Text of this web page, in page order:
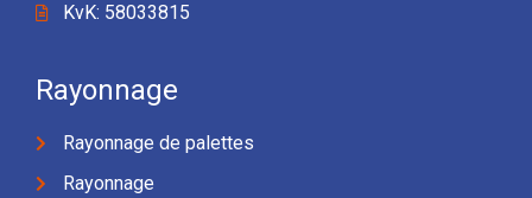
KvK: 58033815
Rayonnage
Rayonnage de palettes
Rayonnage